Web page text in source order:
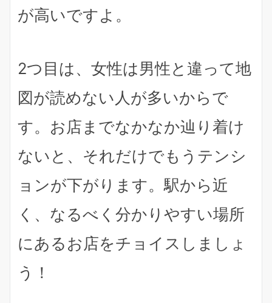
が高いですよ。
2つ目は、女性は男性と違って地
図が読めない人が多いからで
す。お店までなかなか辿り着け
ないと、それだけでもうテンシ
ョンが下がります。駅から近
く、なるべく分かりやすい場所
にあるお店をチョイスしましょ
う！